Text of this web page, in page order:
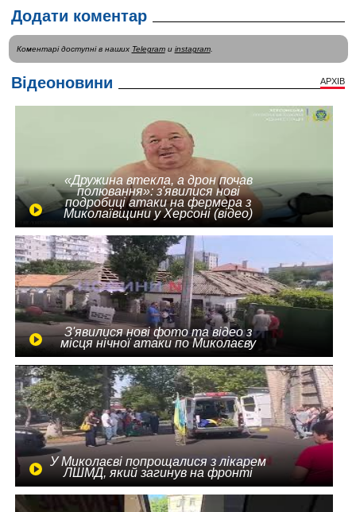
Додати коментар
Коментарі доступні в наших Telegramи instagram.
Відеоновини АРХІВ
«Дружина втекла, а дрон почав
полювання»: з'явилися нові
подробиці атаки на фермера з
Миколаївщини у Херсоні (відео)
З'явилися нові фото та відео з
місця нічної атаки по Миколаєву
У Миколаєві попрощалися з лікарем
ЛШМД, який загинув на фронті